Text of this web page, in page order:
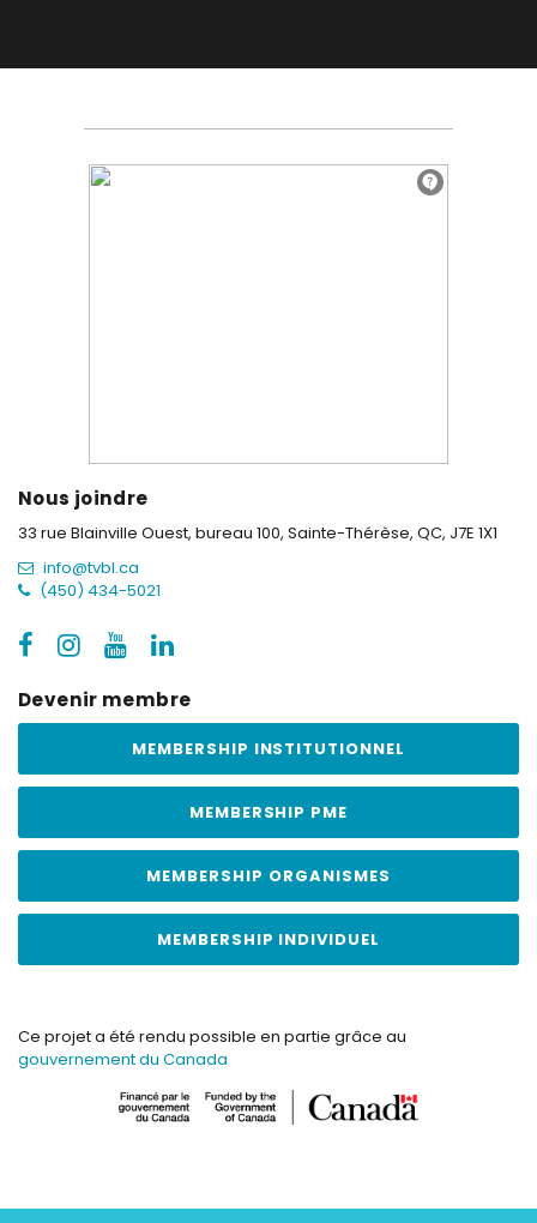
Nous joindre
33 rue Blainville Ouest, bureau 100, Sainte-Thérèse, QC, J7E 1X1
info@tvbl.ca
(450) 434-5021
Devenir membre
MEMBERSHIP INSTITUTIONNEL
MEMBERSHIP PME
MEMBERSHIP ORGANISMES
MEMBERSHIP INDIVIDUEL
Ce projet a été rendu possible en partie grâce au
gouvernement du Canada